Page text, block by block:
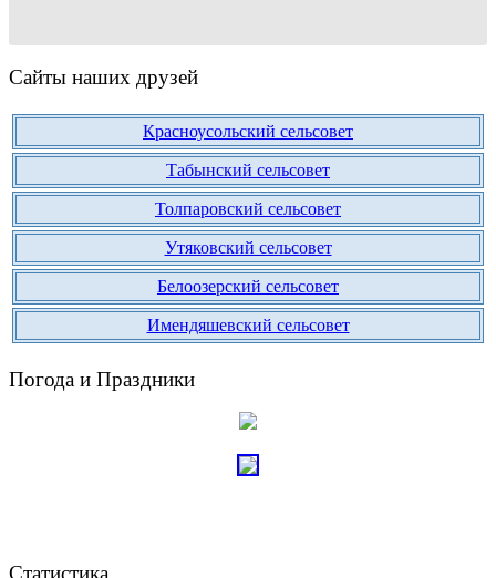
Сайты наших друзей
Красноусольский сельсовет
Табынский сельсовет
Толпаровский сельсовет
Утяковский сельсовет
Белоозерский сельсовет
Имендяшевский сельсовет
Погода и Праздники
Статистика